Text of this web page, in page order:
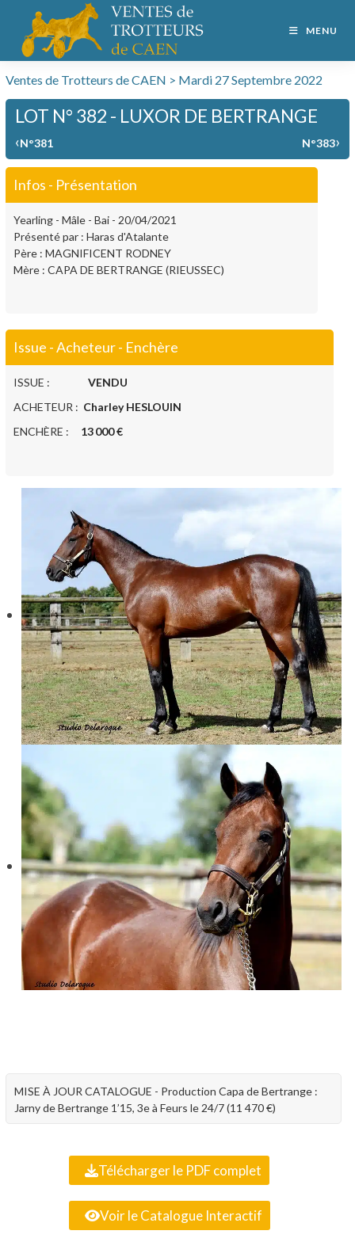
MENU
Ventes de Trotteurs de CAEN > Mardi 27 Septembre 2022
LOT N° 382 - LUXOR DE BERTRANGE
‹N°381 N°383›
Infos - Présentation
Yearling - Mâle - Bai - 20/04/2021
Présenté par : Haras d'Atalante
Père : MAGNIFICENT RODNEY
Mère : CAPA DE BERTRANGE (RIEUSSEC)
Issue - Acheteur - Enchère
ISSUE : VENDU
ACHETEUR : Charley HESLOUIN
ENCHÈRE : 13 000 €
MISE À JOUR CATALOGUE - Production Capa de Bertrange :
Jarny de Bertrange 1’15, 3e à Feurs le 24/7 (11 470 €)
Télécharger le PDF complet
Voir le Catalogue Interactif